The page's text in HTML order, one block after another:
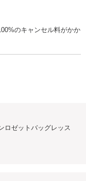
のキャンセル料がかか
ロゼットバッグレッス